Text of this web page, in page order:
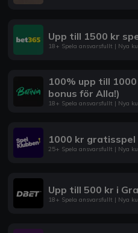
Upp till 1500 kr
18+ Spela ansvarsfullt | Nya
100% upp till
bonus för Alla!)
18+ Spela ansvarsfullt | Nya
1000 kr gratisspel
25+ Spela ansvarsfullt | Nya
Upp till 500 kr i
18+ Spela ansvarsfullt | Nya